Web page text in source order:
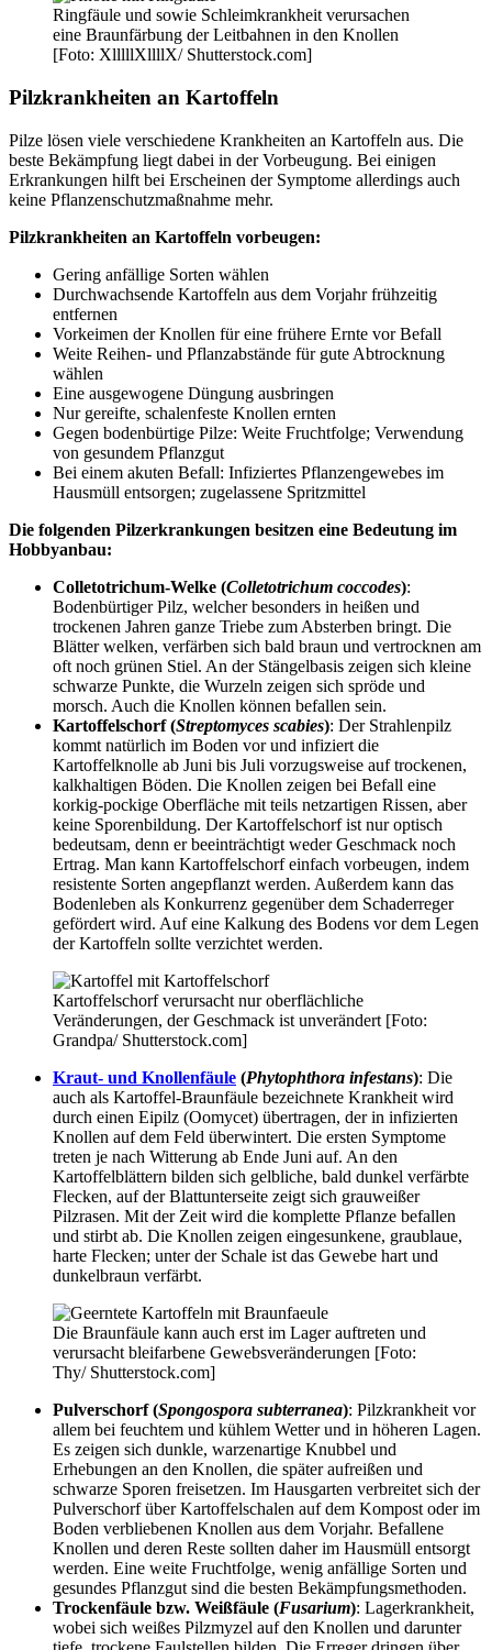
Ringfäule und sowie Schleimkrankheit verursachen
eine Braunfärbung der Leitbahnen in den Knollen
[Foto: XlllllXllllX/ Shutterstock.com]
Pilzkrankheiten an Kartoffeln
Pilze lösen viele verschiedene Krankheiten an Kartoffeln aus. Die
beste Bekämpfung liegt dabei in der Vorbeugung. Bei einigen
Erkrankungen hilft bei Erscheinen der Symptome allerdings auch
keine Pflanzenschutzmaßnahme mehr.
Pilzkrankheiten an Kartoffeln vorbeugen:
Gering anfällige Sorten wählen
Durchwachsende Kartoffeln aus dem Vorjahr frühzeitig
entfernen
Vorkeimen der Knollen für eine frühere Ernte vor Befall
Weite Reihen- und Pflanzabstände für gute Abtrocknung
wählen
Eine ausgewogene Düngung ausbringen
Nur gereifte, schalenfeste Knollen ernten
Gegen bodenbürtige Pilze: Weite Fruchtfolge; Verwendung
von gesundem Pflanzgut
Bei einem akuten Befall: Infiziertes Pflanzengewebes im
Hausmüll entsorgen; zugelassene Spritzmittel
Die folgenden Pilzerkrankungen besitzen eine Bedeutung im
Hobbyanbau:
Colletotrichum-Welke (Colletotrichum coccodes):
Bodenbürtiger Pilz, welcher besonders in heißen und
trockenen Jahren ganze Triebe zum Absterben bringt. Die
Blätter welken, verfärben sich bald braun und vertrocknen am
oft noch grünen Stiel. An der Stängelbasis zeigen sich kleine
schwarze Punkte, die Wurzeln zeigen sich spröde und
morsch. Auch die Knollen können befallen sein.
Kartoffelschorf (Streptomyces scabies): Der Strahlenpilz
kommt natürlich im Boden vor und infiziert die
Kartoffelknolle ab Juni bis Juli vorzugsweise auf trockenen,
kalkhaltigen Böden. Die Knollen zeigen bei Befall eine
korkig-pockige Oberfläche mit teils netzartigen Rissen, aber
keine Sporenbildung. Der Kartoffelschorf ist nur optisch
bedeutsam, denn er beeinträchtigt weder Geschmack noch
Ertrag. Man kann Kartoffelschorf einfach vorbeugen, indem
resistente Sorten angepflanzt werden. Außerdem kann das
Bodenleben als Konkurrenz gegenüber dem Schaderreger
gefördert wird. Auf eine Kalkung des Bodens vor dem Legen
der Kartoffeln sollte verzichtet werden.
Kartoffelschorf verursacht nur oberflächliche
Veränderungen, der Geschmack ist unverändert [Foto:
Grandpa/ Shutterstock.com]
Kraut- und Knollenfäule (Phytophthora infestans): Die
auch als Kartoffel-Braunfäule bezeichnete Krankheit wird
durch einen Eipilz (Oomycet) übertragen, der in infizierten
Knollen auf dem Feld überwintert. Die ersten Symptome
treten je nach Witterung ab Ende Juni auf. An den
Kartoffelblättern bilden sich gelbliche, bald dunkel verfärbte
Flecken, auf der Blattunterseite zeigt sich grauweißer
Pilzrasen. Mit der Zeit wird die komplette Pflanze befallen
und stirbt ab. Die Knollen zeigen eingesunkene, graublaue,
harte Flecken; unter der Schale ist das Gewebe hart und
dunkelbraun verfärbt.
Die Braunfäule kann auch erst im Lager auftreten und
verursacht bleifarbene Gewebsveränderungen [Foto:
Thy/ Shutterstock.com]
Pulverschorf (Spongospora subterranea): Pilzkrankheit vor
allem bei feuchtem und kühlem Wetter und in höheren Lagen.
Es zeigen sich dunkle, warzenartige Knubbel und
Erhebungen an den Knollen, die später aufreißen und
schwarze Sporen freisetzen. Im Hausgarten verbreitet sich der
Pulverschorf über Kartoffelschalen auf dem Kompost oder im
Boden verbliebenen Knollen aus dem Vorjahr. Befallene
Knollen und deren Reste sollten daher im Hausmüll entsorgt
werden. Eine weite Fruchtfolge, wenig anfällige Sorten und
gesundes Pflanzgut sind die besten Bekämpfungsmethoden.
Trockenfäule bzw. Weißfäule (Fusarium): Lagerkrankheit,
wobei sich weißes Pilzmyzel auf den Knollen und darunter